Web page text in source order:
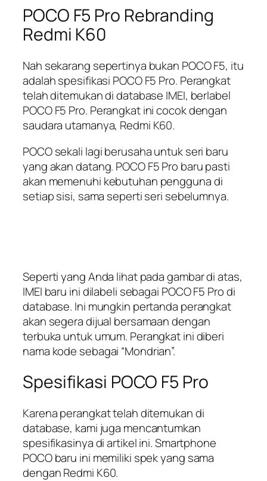
POCO F5 Pro Rebranding
Redmi K60
Nah sekarang sepertinya bukan POCO F5, itu
adalah spesifikasi POCO F5 Pro. Perangkat
telah ditemukan di database IMEI, berlabel
POCO F5 Pro. Perangkat ini cocok dengan
saudara utamanya, Redmi K60.
POCO sekali lagi berusaha untuk seri baru
yang akan datang. POCO F5 Pro baru pasti
akan memenuhi kebutuhan pengguna di
setiap sisi, sama seperti seri sebelumnya.
Seperti yang Anda lihat pada gambar di atas,
IMEI baru ini dilabeli sebagai POCO F5 Pro di
database. Ini mungkin pertanda perangkat
akan segera dijual bersamaan dengan
terbuka untuk umum. Perangkat ini diberi
nama kode sebagai “Mondrian”.
Spesifikasi POCO F5 Pro
Karena perangkat telah ditemukan di
database, kami juga mencantumkan
spesifikasinya di artikel ini. Smartphone
POCO baru ini memiliki spek yang sama
dengan Redmi K60.